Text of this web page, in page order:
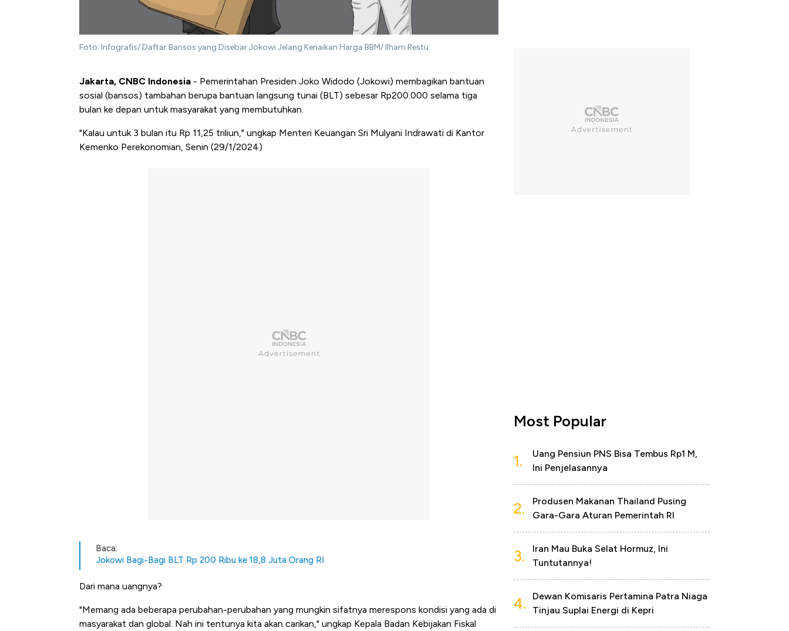
Foto: Infografis/ Daftar Bansos yang Disebar Jokowi Jelang Kenaikan Harga BBM/ Ilham Restu
Jakarta, CNBC Indonesia - Pemerintahan Presiden Joko Widodo (Jokowi) membagikan bantuan
sosial (bansos) tambahan berupa bantuan langsung tunai (BLT) sebesar Rp200.000 selama tiga
bulan ke depan untuk masyarakat yang membutuhkan.
"Kalau untuk 3 bulan itu Rp 11,25 triliun," ungkap Menteri Keuangan Sri Mulyani Indrawati di Kantor
Kemenko Perekonomian, Senin (29/1/2024)
Baca:
Jokowi Bagi-Bagi BLT Rp 200 Ribu ke 18,8 Juta Orang RI
Dari mana uangnya?
"Memang ada beberapa perubahan-perubahan yang mungkin sifatnya merespons kondisi yang ada di
masyarakat dan global. Nah ini tentunya kita akan carikan," ungkap Kepala Badan Kebijakan Fiskal
Most Popular
1.
Uang Pensiun PNS Bisa Tembus Rp1 M,
Ini Penjelasannya
2.
Produsen Makanan Thailand Pusing
Gara-Gara Aturan Pemerintah RI
3.
Iran Mau Buka Selat Hormuz, Ini
Tuntutannya!
4.
Dewan Komisaris Pertamina Patra Niaga
Tinjau Suplai Energi di Kepri